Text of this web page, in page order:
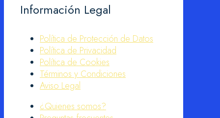
Información Legal
Política de Protección de Datos
Política de Privacidad
Política de Cookies
Términos y Condiciones
Aviso Legal
¿Quienes somos?